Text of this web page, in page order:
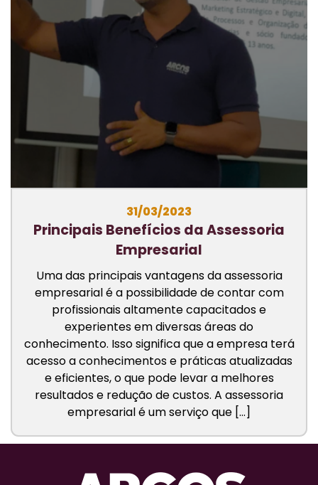
31/03/2023
Principais Benefícios da Assessoria
Empresarial
Uma das principais vantagens da assessoria
empresarial é a possibilidade de contar com
profissionais altamente capacitados e
experientes em diversas áreas do
conhecimento. Isso significa que a empresa terá
acesso a conhecimentos e práticas atualizadas
e eficientes, o que pode levar a melhores
resultados e redução de custos. A assessoria
empresarial é um serviço que […]